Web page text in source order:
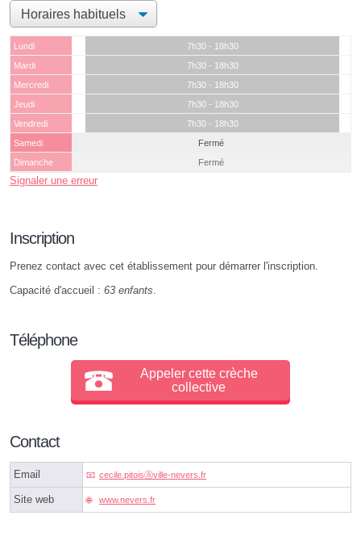
Lundi
7h30 - 18h30
Mardi
7h30 - 18h30
Mercredi
7h30 - 18h30
Jeudi
7h30 - 18h30
Vendredi
7h30 - 18h30
Samedi
Fermé
Dimanche
Fermé
Signaler une erreur
Inscription
Prenez contact avec cet établissement pour démarrer l'inscription.
Capacité d'accueil : 63 enfants
Téléphone
Appeler cette crèche
collective
Contact
Email cecile.pitoisⓐville-nevers.fr
Site web www.nevers.fr